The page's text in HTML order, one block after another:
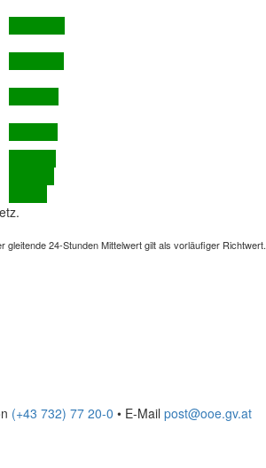
24-Stunden Mittelwert gilt als vorläufiger Richtwert.
(+43 732) 77 20-0 • E-Mail post@ooe.gv.at